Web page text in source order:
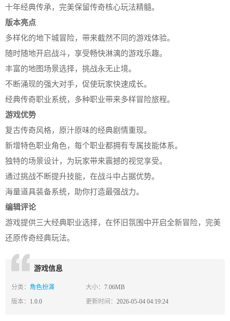
十年经典传承，完美保留传奇核心玩法精髓。
版本亮点
多样化的地下城冒险，带来截然不同的游戏体验。
随时随地开启战斗，享受畅快淋漓的游戏乐趣。
丰富的地图场景选择，挑战永无止境。
不断涌现的强大对手，促使玩家快速成长。
经典传奇职业系统，多种职业带来多样冒险旅程。
游戏优势
复古传奇风格，原汁原味的经典剧情重现。
新增特色职业角色，每个职业都拥有专属技能体系。
独特的场景设计，为玩家带来震撼的视觉享受。
通过挑战不断提升技能，在战斗中占据优势。
海量道具装备系统，助你打造最强战力。
编辑评论
游戏提供三大经典职业选择，在怀旧氛围中开启全新冒险，完美
还原传奇经典玩法。
游戏信息
分类： 角色扮演 大小：7.06MB
版本： 1.0.0 更新时间：2026-05-04 04:19:24